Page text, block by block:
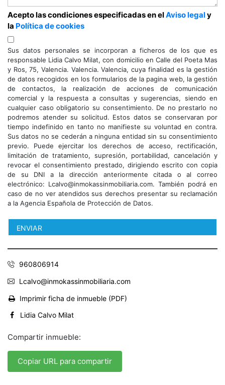
Acepto las condiciones especificadas en elAviso legaly
la Política de cookies
Sus datos personales se incorporan a ficheros de los que es
responsable Lidia Calvo Milat, con domicilio en Calle del Poeta Mas
y Ros, 75, Valencia. Valencia. Valencia, cuya finalidad es la gestión
de datos recogidos en los formularios de la pagina web, la gestión
de contactos, la realización de acciones de comunicación
comercial y la respuesta a consultas y sugerencias, siendo en
cualquier caso obligatorio su consentimiento. De no prestarlo no
podremos atender su solicitud. Estos datos se conservaran por
tiempo indefinido en tanto no manifieste su voluntad en contra.
Sus datos no se cederán a ninguna entidad sin su consentimiento
previo. Puede ejercitar los derechos de acceso, rectificación,
limitación de tratamiento, supresión, portabilidad, cancelación y
revocar el consentimiento prestado, dirigiendo escrito con copia
de su DNI a la dirección anteriormente citada o al correo
electrónico: Lcalvo@inmokassinmobiliaria.com. También podrá en
caso de no ver atendidos sus derechos presentar su reclamación
a la Agencia Española de Protección de Datos.
960806914
Lcalvo@inmokassinmobiliaria.com
Imprimir ficha de inmueble (PDF)
Lidia Calvo Milat
Compartir inmueble:
Copiar URL para compartir